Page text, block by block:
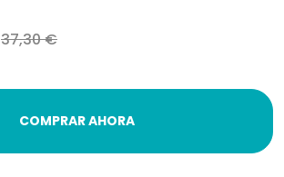
37,30 €
COMPRAR AHORA